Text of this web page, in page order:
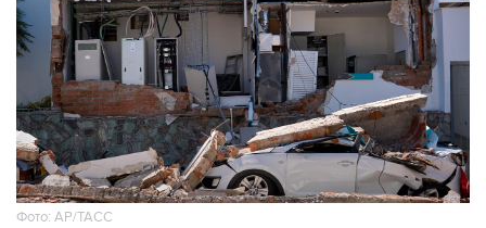
Фото: АР/ТАСС